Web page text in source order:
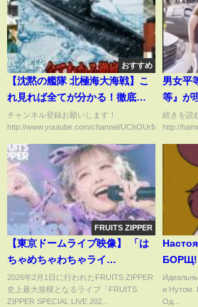
おすすめ
【沈黙の艦隊 北極海大海戦】こ
れ見れば全てが分かる！徹底解
説【ネタバレ注意】／いい点・
悪い点を正直レビュー／原子力
潜水艦やまと・シーバット・潜
水艦戦／国防・防衛・軍事・平
和とは何かを問う衝撃作
チャンネル登録お願いします！
http://www.youtube.com/channel/
男女平
等』が
続きを読
http://
FRUITS ZIPPER
【東京ドームライブ映像】 「は
ちゃめちゃわちゃライ
フ！」/FRUITS ZIPPER
SPECIAL LIVE 2026 IN TOKYO
2026年2月1日に行われたFRUITS ZIPPER
史上最大規模となるライブ「FRUITS
ZIPPER SPECIAL LIVE 202...
и Нутом.
Од...